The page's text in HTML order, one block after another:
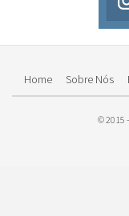
Home Sobre Nós
© 2015